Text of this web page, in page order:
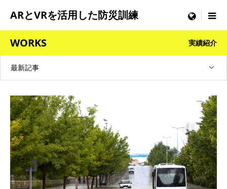
ARとVRを活用した防災訓練 menu
WORKS 実績紹介
最新記事